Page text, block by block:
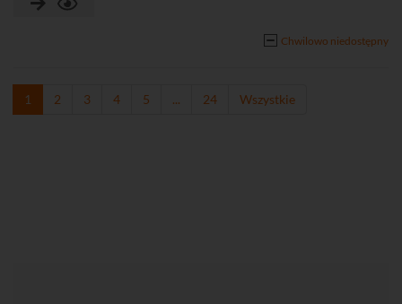
Chwilowo niedostępny
1 2 3 4 5 ... 24 Wszystkie